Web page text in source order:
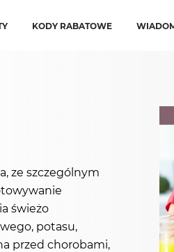
KODY RABATOWE
ze szczególnym
świeżo
potasu,
przed chorobami,